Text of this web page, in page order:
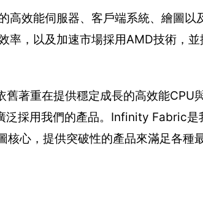
效能伺服器、客戶端系統、繪圖以
率，以及加速市場採用AMD技術，
著重在提供穩定成長的高效能CPU
泛採用我們的產品。Infinity Fabric是
心，提供突破性的產品來滿足各種